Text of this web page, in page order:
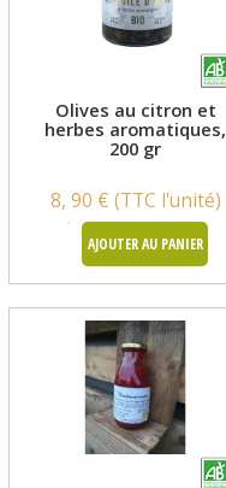
Olives au citron et
herbes aromatiques,
200 gr
8, 90 € (TTC l'unité)
AJOUTER AU PANIER